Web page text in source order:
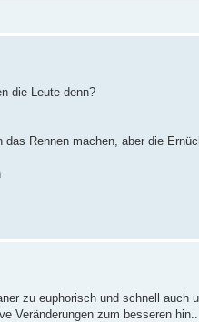
die Leute denn?
Rennen machen, aber die
zu euphorisch und schnell auch
Veränderungen zum besseren